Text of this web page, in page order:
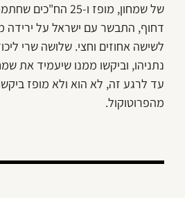
של שמחון, מופז ו-25
דחוף, התבשר עם ישראל על
לשישה אחוזים וחצי. שלושה שרי
נתניהו, וביקשו ממנו שיעמיד את
עד לרגע זה, לא הוא ולא מופז
מהפרוטוקול.